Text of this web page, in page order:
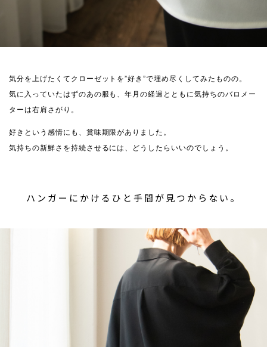
気分を上げたくてクローゼットを”好き”で埋め尽くしてみたものの。
気に入っていたはずのあの服も、年月の経過とともに気持ちのバロメー
ターは右肩さがり。
好きという感情にも、賞味期限がありました。
気持ちの新鮮さを持続させるには、どうしたらいいのでしょう。
ハンガーにかけるひと手間が見つからない。